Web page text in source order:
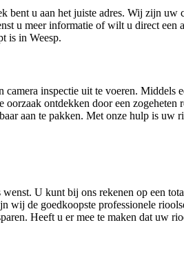
u aan het juiste adres. Wij zijn
u meer informatie of wilt u direct een
is in Weesp.
inspectie uit te voeren.
oorzaak ontdekken door een
aan te pakken. Met onze hulp is uw
U kunt bij ons rekenen op een
de goedkoopste professionele
Heeft u er mee te maken dat uw